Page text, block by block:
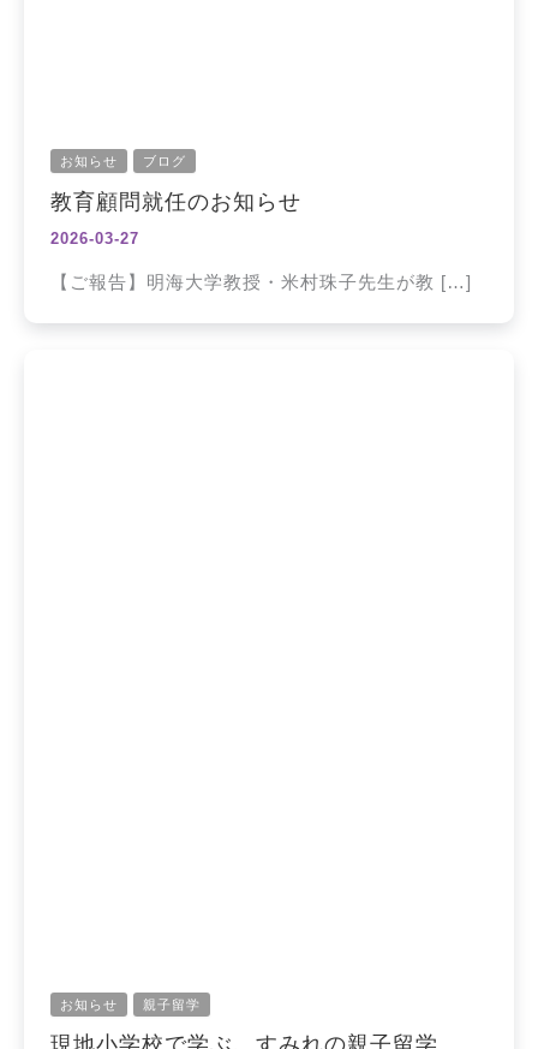
お知らせ ブログ
教育顧問就任のお知らせ
2026-03-27
【ご報告】明海大学教授・米村珠子先生が教 […]
お知らせ 親子留学
現地小学校で学ぶ、すみれの親子留学